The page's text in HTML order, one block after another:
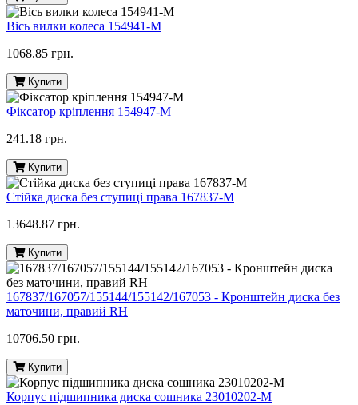
Вісь вилки колеса 154941-M
1068.85 грн.
Купити
Фіксатор кріплення 154947-M
241.18 грн.
Купити
Стійка диска без ступиці права 167837-M
13648.87 грн.
Купити
167837/167057/155144/155142/167053 - Кронштейн диска без
маточини, правий RH
10706.50 грн.
Купити
Корпус підшипника диска сошника 23010202-M